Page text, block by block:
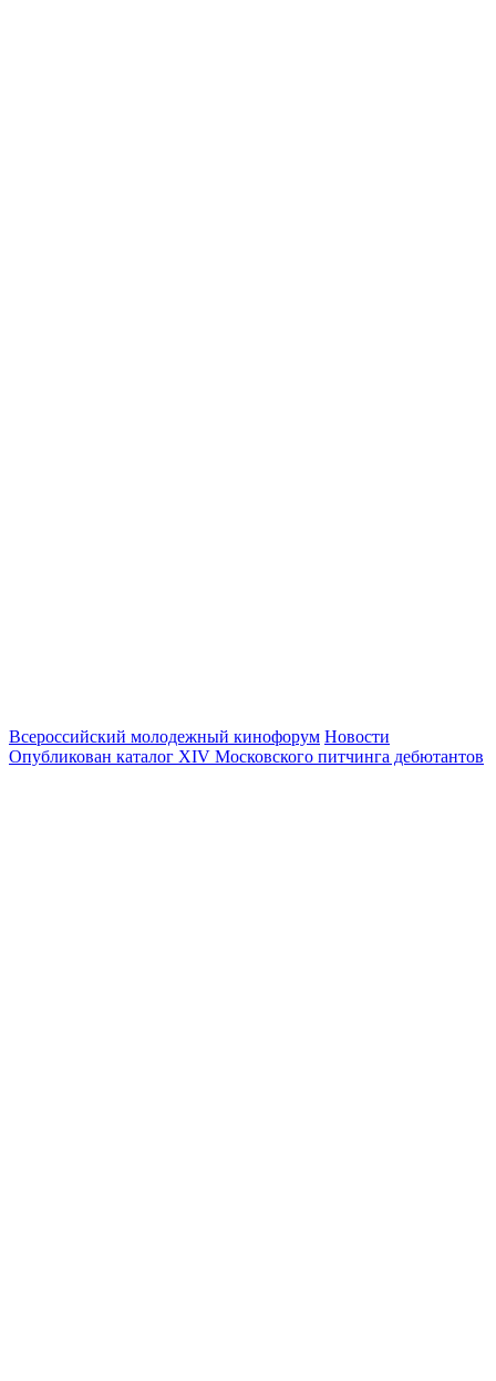
Всероссийский молодежный кинофорум Новости
Опубликован каталог XIV Московского питчинга дебютантов